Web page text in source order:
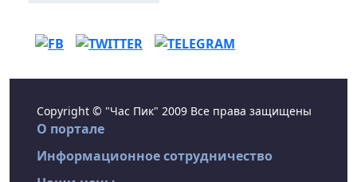
Copyright © "Час Пик" 2009 Все права защищены
О портале
Информационное сотрудничество